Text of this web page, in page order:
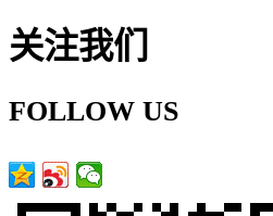
关注我们
FOLLOW US